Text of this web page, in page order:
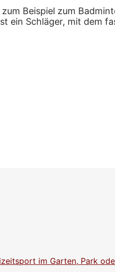
Beispiel zum
ein Schläger, mit dem
im Garten, Park